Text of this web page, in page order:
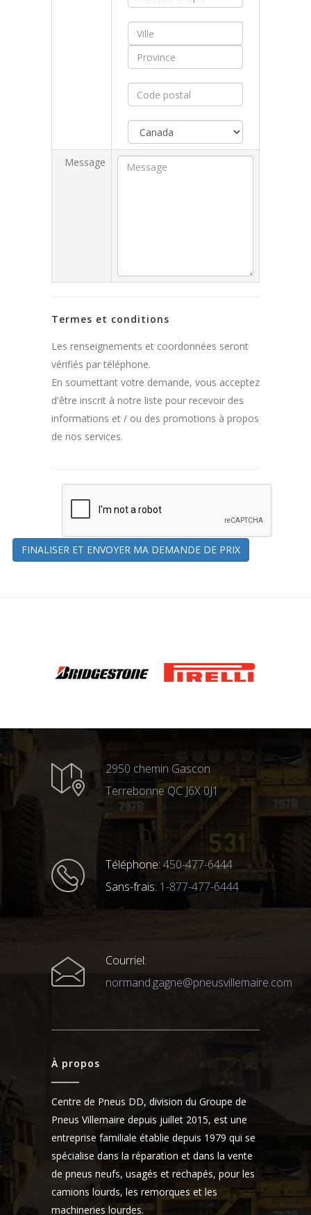
Message
Termes et conditions
Les renseignements et coordonnées seront
vérifiés par téléphone.
En soumettant votre demande, vous acceptez
d'être inscrit à notre liste pour recevoir des
informations et / ou des promotions à propos
de nos services.
FINALISER ET ENVOYER MA DEMANDE DE PRIX
2950 chemin Gascon
Terrebonne QC J6X 0J1
Téléphone: 450-477-6444
Sans-frais: 1-877-477-6444
Courriel:
normand.gagne@pneusvillemaire.com
À propos
Centre de Pneus DD, division du Groupe de
Pneus Villemaire depuis juillet 2015, est une
entreprise familiale établie depuis 1979 qui se
spécialise dans la réparation et dans la vente
de pneus neufs, usagés et rechapés, pour les
camions lourds, les remorques et les
machineries lourdes.